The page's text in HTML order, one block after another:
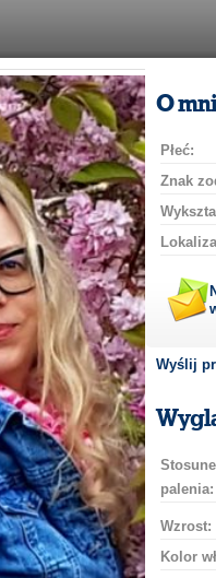
O
Płeć:
Znak
Wyślij
palenia:
Wzrost:
Kolor